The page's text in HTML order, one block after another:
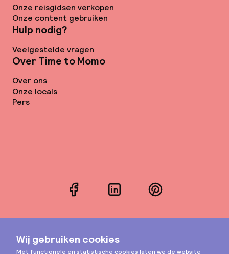
Onze reisgidsen verkopen
Onze content gebruiken
Hulp nodig?
Veelgestelde vragen
Over Time to Momo
Over ons
Onze locals
Pers
FacebookLinkedInPinterest
Instagram